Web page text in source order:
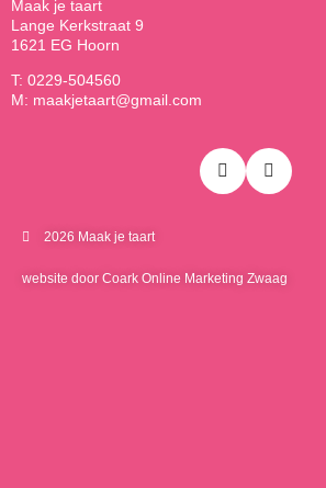
Maak je taart
Lange Kerkstraat 9
1621 EG Hoorn
T: 0229-504560
M: maakjetaart@gmail.com
2026 Maak je taart
website door Coark Online Marketing Zwaag